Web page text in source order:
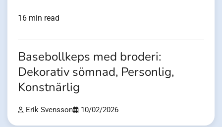
16 min read
Basebollkeps med broderi:
Dekorativ sömnad, Personlig,
Konstnärlig
Erik Svensson 10/02/2026